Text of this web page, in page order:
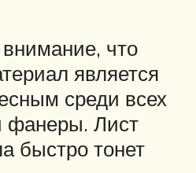
что
является
среди всех
фанеры. Лист
быстро тонет